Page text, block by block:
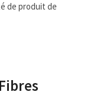
de produit de